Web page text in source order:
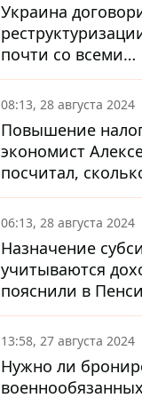
Украина
почти со всеми
держателями
еврооблигаций:
значит для страны
08:13, 28 августа 2024
Повышение
экономист
посчитал,
каждый украинец
06:13, 28 августа 2024
Назначение
учитываются
пояснили в
фонде
13:58, 27 августа 2024
Нужно ли